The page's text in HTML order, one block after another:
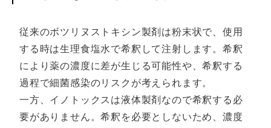
従来のボツリヌストキシン製剤は粉末状で、使用
する時は生理食塩水で希釈して注射します。希釈
により薬の濃度に差が生じる可能性や、希釈する
過程で細菌感染のリスクが考えられます。
一方、イノトックスは液体製剤なので希釈する必
要がありません。希釈を必要としないため、濃度